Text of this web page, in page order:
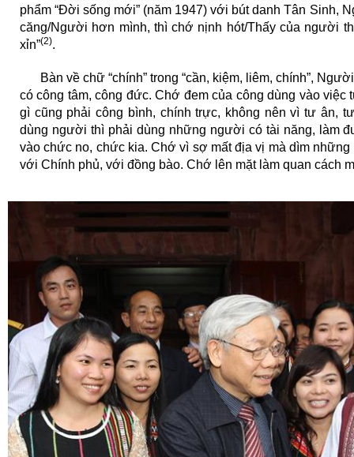
phẩm “Đời sống mới” (năm 1947) với bút danh Tân Sinh,
căng/Người hơn mình, thì chớ nịnh hót/Thấy của người
xỉn”(2).
Bàn về chữ “chính” trong “cần, kiệm, liêm, chính”,
có công tâm, công đức. Chớ đem của công dùng vào
gì cũng phải công bình, chính trực, không nên vì tư ân,
dùng người thì phải dùng những người có tài năng, làm
vào chức no, chức kia. Chớ vì sợ mất địa vị mà dìm
với Chính phủ, với đồng bào. Chớ lên mặt làm quan cách